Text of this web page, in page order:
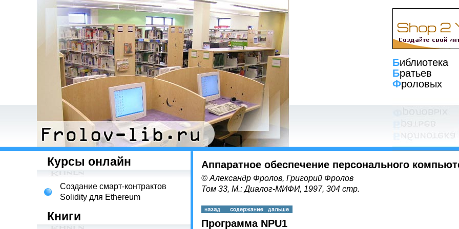
Библиотека
Братьев
Фроловых
Курсы онлайн
Создание смарт-контрактов
Solidity для Ethereum
Книги
Аппаратное обеспечение персонального
© Александр Фролов, Григорий Фролов
Том 33, М.: Диалог-МИФИ, 1997, 304 стр.
Программа NPU1